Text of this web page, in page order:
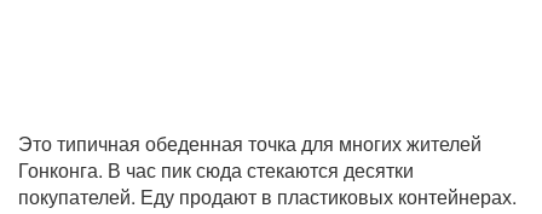
Это типичная обеденная точка для многих жителей
Гонконга. В час пик сюда стекаются десятки
покупателей. Еду продают в пластиковых контейнерах.